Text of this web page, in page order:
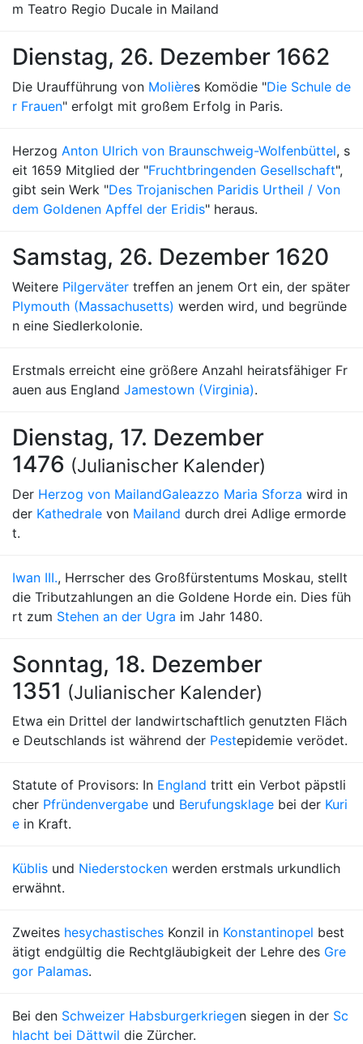
m Teatro Regio Ducale in Mailand
Dienstag, 26. Dezember 1662
Die Uraufführung von Molières Komödie "Die Schule de
r Frauen" erfolgt mit großem Erfolg in Paris.
Herzog Anton Ulrich von Braunschweig-Wolfenbüttel, s
eit 1659 Mitglied der "Fruchtbringenden Gesellschaft",
gibt sein Werk "Des Trojanischen Paridis Urtheil / Von
dem Goldenen Apffel der Eridis" heraus.
Samstag, 26. Dezember 1620
Weitere Pilgerväter treffen an jenem Ort ein, der später
Plymouth (Massachusetts) werden wird, und begründe
n eine Siedlerkolonie.
Erstmals erreicht eine größere Anzahl heiratsfähiger Fr
auen aus England Jamestown (Virginia).
Dienstag, 17. Dezember
1476 (Julianischer Kalender)
Der Herzog von MailandGaleazzo Maria Sforza wird in
der Kathedrale von Mailand durch drei Adlige ermorde
t.
Iwan III., Herrscher des Großfürstentums Moskau, stellt
die Tributzahlungen an die Goldene Horde ein. Dies füh
rt zum Stehen an der Ugra im Jahr 1480.
Sonntag, 18. Dezember
1351 (Julianischer Kalender)
Etwa ein Drittel der landwirtschaftlich genutzten Fläch
e Deutschlands ist während der Pestepidemie verödet.
Statute of Provisors: In England tritt ein Verbot päpstli
cher Pfründenvergabe und Berufungsklage bei der Kuri
e in Kraft.
Küblis und Niederstocken werden erstmals urkundlich
erwähnt.
Zweites hesychastisches Konzil in Konstantinopel best
ätigt endgültig die Rechtgläubigkeit der Lehre des Gre
gor Palamas.
Bei den Schweizer Habsburgerkriegen siegen in der Sc
hlacht bei Dättwil die Zürcher.